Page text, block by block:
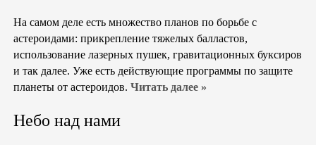
На самом деле есть множество планов по борьбе с
астероидами: прикрепление тяжелых балластов,
использование лазерных пушек, гравитационных буксиров
и так далее. Уже есть действующие программы по защите
планеты от астероидов. Читать далее »
Небо над нами